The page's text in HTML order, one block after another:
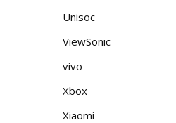
Unisoc
ViewSonic
vivo
Xbox
Xiaomi